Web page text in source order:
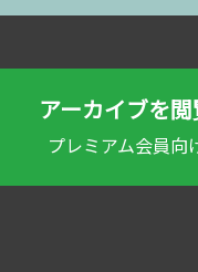
アーカイブを
プレミアム会員向